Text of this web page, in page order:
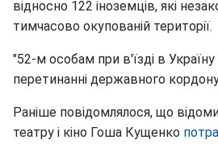
відносно 122 іноземців, які
тимчасово окупованій території.
"52-м особам при в'їзді в
перетинанні державного
Раніше повідомлялося, що
театру і кіно Гоша Кущенко